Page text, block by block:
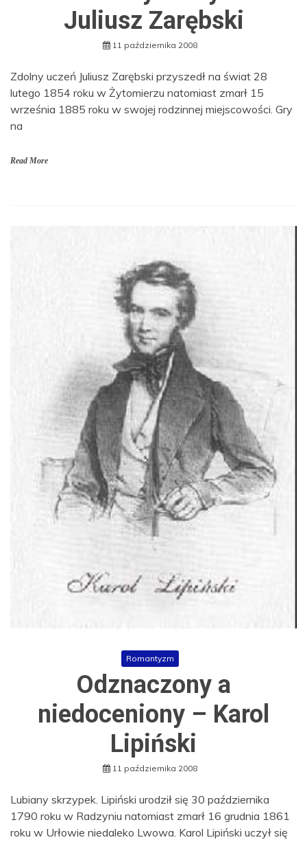
Juliusz Zarębski
11 października 2008
Zdolny uczeń Juliusz Zarębski przyszedł na świat 28
lutego 1854 roku w Żytomierzu natomiast zmarł 15
września 1885 roku w swojej rodzinnej miejscowości. Gry
na
Read More
Romantyzm
Odznaczony a
niedoceniony – Karol
Lipiński
11 października 2008
Lubiany skrzypek. Lipiński urodził się 30 października
1790 roku w Radzyniu natomiast zmarł 16 grudnia 1861
roku w Urłowie niedaleko Lwowa. Karol Lipiński uczył się